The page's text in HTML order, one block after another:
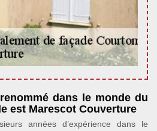
dans le monde du
est Marescot Couverture
années d’expérience dans le